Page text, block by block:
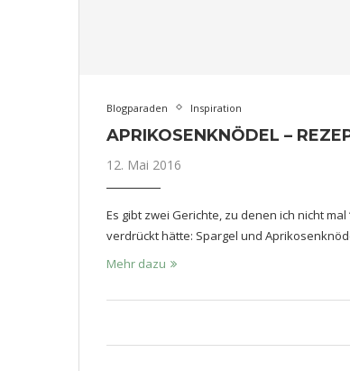
Blogparaden Inspiration
APRIKOSENKNÖDEL –
12. Mai 2016
Es gibt zwei Gerichte, zu denen ich nicht
verdrückt hätte: Spargel und
Mehr dazu